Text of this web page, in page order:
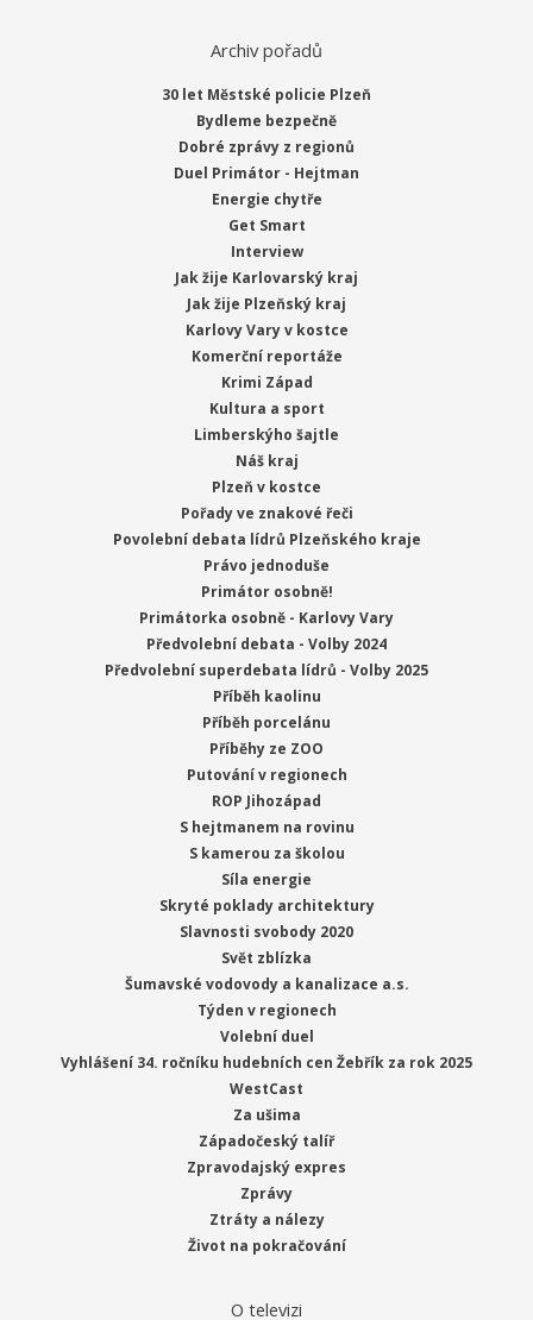
Archiv pořadů
30 let Městské policie Plzeň
Bydleme bezpečně
Dobré zprávy z regionů
Duel Primátor - Hejtman
Energie chytře
Get Smart
Interview
Jak žije Karlovarský kraj
Jak žije Plzeňský kraj
Karlovy Vary v kostce
Komerční reportáže
Krimi Západ
Kultura a sport
Limberskýho šajtle
Náš kraj
Plzeň v kostce
Pořady ve znakové řeči
Povolební debata lídrů Plzeňského kraje
Právo jednoduše
Primátor osobně!
Primátorka osobně - Karlovy Vary
Předvolební debata - Volby 2024
Předvolební superdebata lídrů - Volby 2025
Příběh kaolinu
Příběh porcelánu
Příběhy ze ZOO
Putování v regionech
ROP Jihozápad
S hejtmanem na rovinu
S kamerou za školou
Síla energie
Skryté poklady architektury
Slavnosti svobody 2020
Svět zblízka
Šumavské vodovody a kanalizace a.s.
Týden v regionech
Volební duel
Vyhlášení 34. ročníku hudebních cen Žebřík za rok 2025
WestCast
Za ušima
Západočeský talíř
Zpravodajský expres
Zprávy
Ztráty a nálezy
Život na pokračování
O televizi